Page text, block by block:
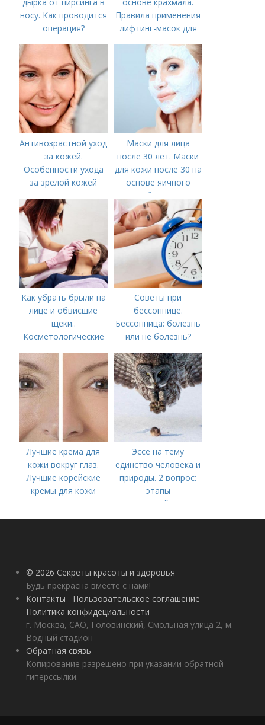
носу. Как проводится
операция?
Правила применения
лифтинг-масок для
Антивозрастной уход
за кожей.
Особенности ухода
за зрелой кожей
Маски для лица
после 30 лет. Маски
для кожи после 30 на
основе яичного
белка
Как убрать брыли на
лице и обвисшие
щеки..
Косметологические
Советы при
бессоннице.
Бессонница: болезнь
или не болезнь?
Лучшие крема для
кожи вокруг глаз.
Лучшие корейские
кремы для кожи
году
Эссе на тему
единство человека и
природы. 2 вопрос:
этапы
взаимодействия
природного и
© 2026 Секреты красоты и здоровья
Будь прекрасна вместе с нами!
Контакты
Пользовательское соглашение
Политика конфидециальности
г. Москва, САО, Головинский, Смольная улица 2, м.
Водный стадион
Обратная связь
Копирование разрешено при указании обратной
гиперссылки.